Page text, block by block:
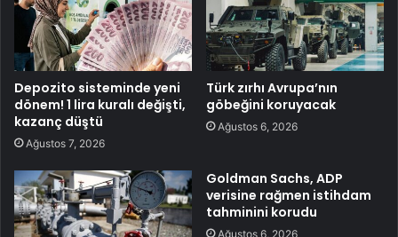
Depozito sisteminde yeni
dönem! 1 lira kuralı değişti,
kazanç düştü
Ağustos 7, 2026
Türk zırhı Avrupa’nın
göbeğini koruyacak
Ağustos 6, 2026
Goldman Sachs, ADP
verisine rağmen istihdam
tahminini korudu
Ağustos 6, 2026